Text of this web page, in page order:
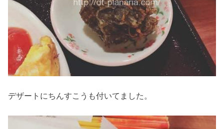
デザートにちんすこうも付いてました。